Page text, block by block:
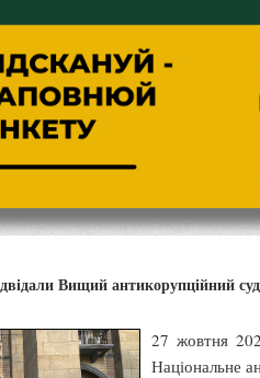
Вищий антикорупційний
27 жовтня
Національне